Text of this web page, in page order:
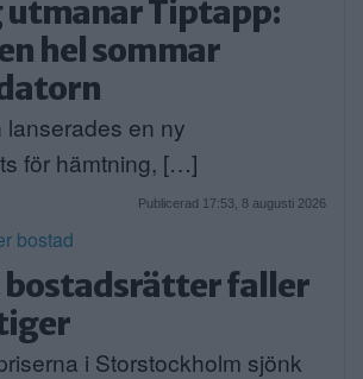
Tiptapp:
hel sommar
lanserades en ny
för hämtning, […]
Publicerad 17:53, 8 augusti 2026
bostadsrätter faller
i Storstockholm sjönk